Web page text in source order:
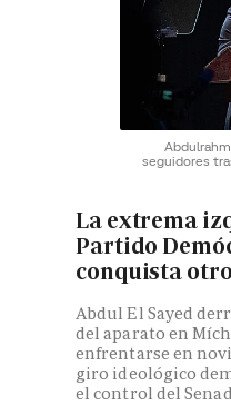
seguidores
La extrema
Partido
conquista
Abdul El Sayed
del aparato en
enfrentarse en
giro ideológico
el control del